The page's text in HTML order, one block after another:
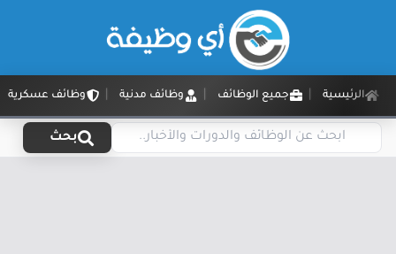
الرئيسية جميع الوظائف وظائف مدنية وظائف عسكرية
بحث